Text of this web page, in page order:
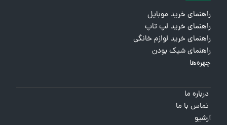
راهنمای خرید موبایل
راهنمای خرید لپ تاپ
راهنمای خرید لوازم خانگی
راهنمای شیک بودن
چهره‌ها
درباره ما
تماس با ما
آرشیو